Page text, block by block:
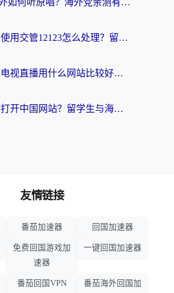
全民K歌国外如何听原唱？海外党亲测有效的回国加速器选择指南
在海外如果使用交管12123怎么处理？留学生亲测有效的回国加速方案
海外看国内电视直播用什么网站比较好？一篇解决你所有追剧难题的实用指南
在国外如何打开中国网站？留学生与海外华人的无缝访问指南
友情链接
番茄加速器 回国加速器
免费回国游戏加
速器
一键回国加速器
番茄回国VPN 番茄海外回国加